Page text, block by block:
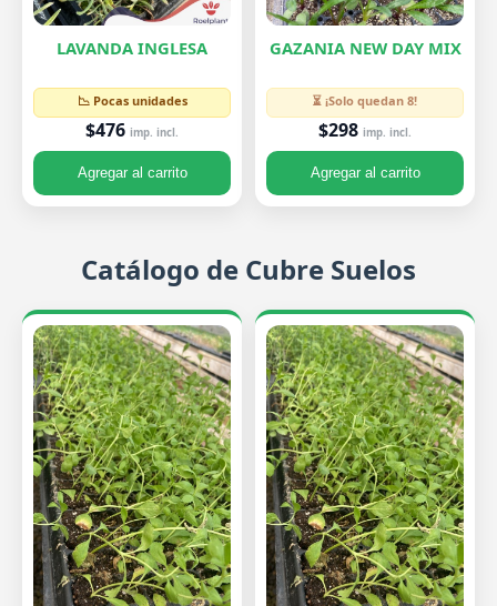
LAVANDA INGLESA
📉 Pocas unidades
$476 imp. incl.
Agregar al carrito
GAZANIA NEW DAY MIX
⏳ ¡Solo quedan 8!
$298 imp. incl.
Agregar al carrito
Catálogo de Cubre Suelos